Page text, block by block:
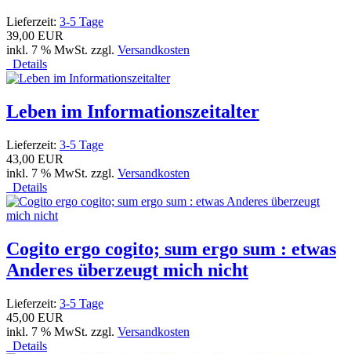
Lieferzeit: 3-5 Tage
39,00 EUR
inkl. 7 % MwSt. zzgl. Versandkosten
Details
Leben im Informationszeitalter
Lieferzeit: 3-5 Tage
43,00 EUR
inkl. 7 % MwSt. zzgl. Versandkosten
Details
Cogito ergo cogito; sum ergo sum : etwas
Anderes überzeugt mich nicht
Lieferzeit: 3-5 Tage
45,00 EUR
inkl. 7 % MwSt. zzgl. Versandkosten
Details